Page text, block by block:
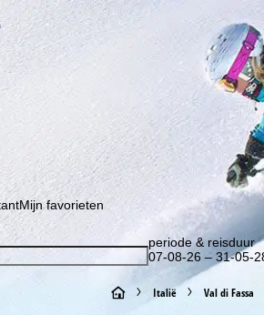
en wees als eerste op de hoogte van
Mijn favorieten
periode & reisduur
07-08-26 – 31-05-
S Italië Val di Fassa